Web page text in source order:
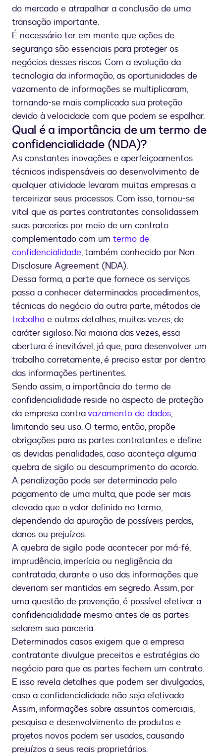
do mercado e atrapalhar a conclusão de uma
transação importante.
É necessário ter em mente que ações de
segurança são essenciais para proteger os
negócios desses riscos. Com a evolução da
tecnologia da informação, as oportunidades de
vazamento de informações se multiplicaram,
tornando-se mais complicada sua proteção
devido à velocidade com que podem se espalhar.
Qual é a importância de um termo de
confidencialidade (NDA)?
As constantes inovações e aperfeiçoamentos
técnicos indispensáveis ao desenvolvimento de
qualquer atividade levaram muitas empresas a
terceirizar seus processos. Com isso, tornou-se
vital que as partes contratantes consolidassem
suas parcerias por meio de um contrato
complementado com um termo de
confidencialidade, também conhecido por Non
Disclosure Agreement (NDA).
Dessa forma, a parte que fornece os serviços
passa a conhecer determinados procedimentos,
técnicas do negócio da outra parte, métodos de
trabalho e outros detalhes, muitas vezes, de
caráter sigiloso. Na maioria das vezes, essa
abertura é inevitável, já que, para desenvolver um
trabalho corretamente, é preciso estar por dentro
das informações pertinentes.
Sendo assim, a importância do termo de
confidencialidade reside no aspecto de proteção
da empresa contravazamento de dados,
limitando seu uso. O termo, então, propõe
obrigações para as partes contratantes e define
as devidas penalidades, caso aconteça alguma
quebra de sigilo ou descumprimento do acordo.
A penalização pode ser determinada pelo
pagamento de uma multa, que pode ser mais
elevada que o valor definido no termo,
dependendo da apuração de possíveis perdas,
danos ou prejuízos.
A quebra de sigilo pode acontecer por má-fé,
imprudência, imperícia ou negligência da
contratada, durante o uso das informações que
deveriam ser mantidas em segredo. Assim, por
uma questão de prevenção, é possível efetivar a
confidencialidade mesmo antes de as partes
selarem sua parceria.
Determinados casos exigem que a empresa
contratante divulgue preceitos e estratégias do
negócio para que as partes fechem um contrato.
E isso revela detalhes que podem ser divulgados,
caso a confidencialidade não seja efetivada.
Assim, informações sobre assuntos comerciais,
pesquisa e desenvolvimento de produtos e
projetos novos podem ser usados, causando
prejuízos a seus reais proprietários.